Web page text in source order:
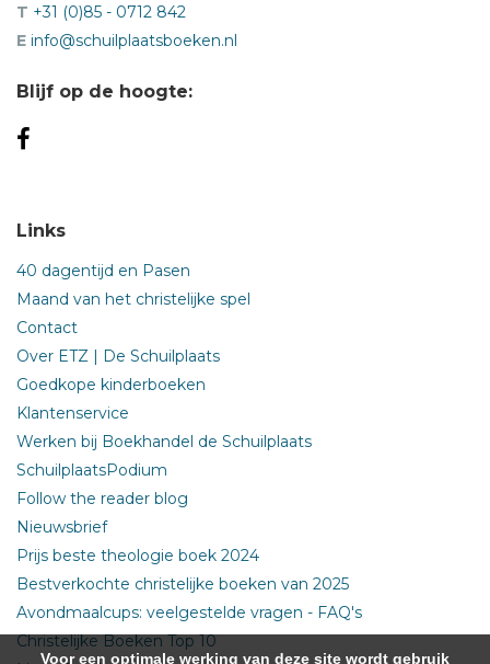
T +31 (0)85 - 0712 842
E info@schuilplaatsboeken.nl
Blijf op de hoogte:
Links
40 dagentijd en Pasen
Maand van het christelijke spel
Contact
Over ETZ | De Schuilplaats
Goedkope kinderboeken
Klantenservice
Werken bij Boekhandel de Schuilplaats
SchuilplaatsPodium
Follow the reader blog
Nieuwsbrief
Prijs beste theologie boek 2024
Bestverkochte christelijke boeken van 2025
Avondmaalcups: veelgestelde vragen - FAQ's
Christelijke Boeken Top 10
Voor een optimale werking van deze site wordt gebruik